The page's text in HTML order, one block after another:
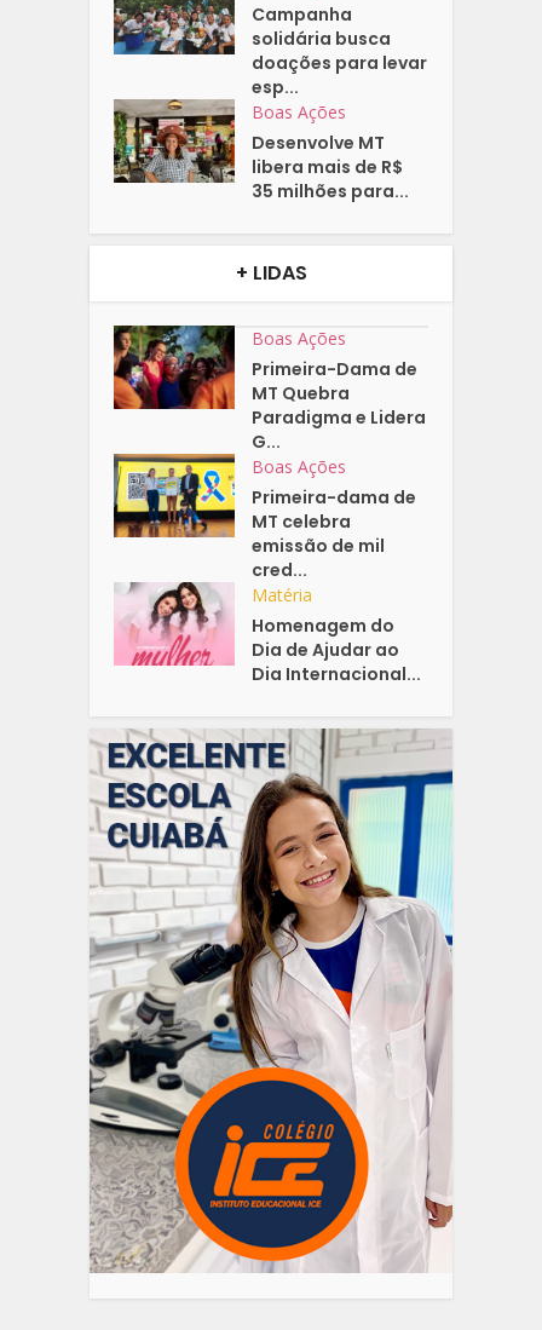
Campanha
solidária busca
doações para levar
esp...
Boas Ações
Desenvolve MT
libera mais de R$
35 milhões para...
+ LIDAS
Boas Ações
Primeira-Dama de
MT Quebra
Paradigma e Lidera
G...
Boas Ações
Primeira-dama de
MT celebra
emissão de mil
cred...
Matéria
Homenagem do
Dia de Ajudar ao
Dia Internacional...